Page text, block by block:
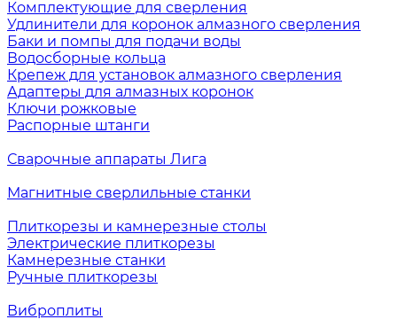
Комплектующие для сверления
Удлинители для коронок алмазного сверления
Баки и помпы для подачи воды
Водосборные кольца
Крепеж для установок алмазного сверления
Адаптеры для алмазных коронок
Ключи рожковые
Распорные штанги
Сварочные аппараты Лига
Магнитные сверлильные станки
Плиткорезы и камнерезные столы
Электрические плиткорезы
Камнерезные станки
Ручные плиткорезы
Виброплиты